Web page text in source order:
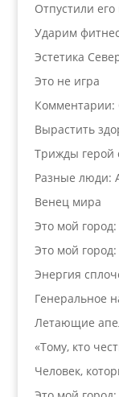
Отпустили
Ударим
Эстетика
Это не игра
Комментарии:
Вырастить
Трижды герой
Разные люди:
Венец мира
Это мой
Это мой
Энергия
Генеральное
Летающие
«Тому, кто
Человек,